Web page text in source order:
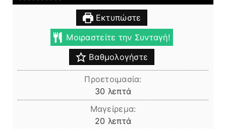
Εκτυπώστε
Μοιραστείτε την Συνταγή!
Βαθμολογήστε
Προετοιμασία:
30 λεπτά
λεπτά
Μαγείρεμα:
20 λεπτά
λεπτά